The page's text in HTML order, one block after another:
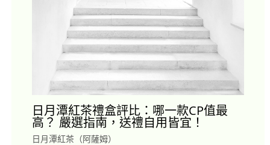
日月潭紅茶禮盒評比：哪一款CP值最
高？ 嚴選指南，送禮自用皆宜！
日月潭紅茶（阿薩姆）